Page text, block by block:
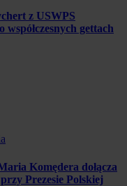
z USWPS
gettach
Komędera dołącza
Prezesie Polskiej